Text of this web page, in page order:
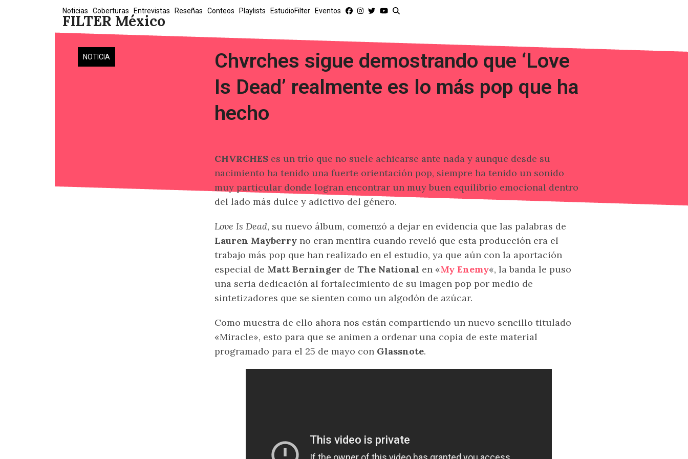
FILTER México
Noticias Coberturas Entrevistas Reseñas Conteos Playlists EstudioFilter Eventos
NOTICIA
Chvrches sigue demostrando que ‘Love
Is Dead’ realmente es lo más pop que ha
hecho
CHVRCHES es un trío que no suele achicarse ante nada y aunque desde su
nacimiento ha tenido una fuerte orientación pop, siempre ha tenido un sonido
muy particular donde logran encontrar un muy buen equilibrio emocional dentro
del lado más dulce y adictivo del género.
Love Is Dead, su nuevo álbum, comenzó a dejar en evidencia que las palabras de
Lauren Mayberry no eran mentira cuando reveló que esta producción era el
trabajo más pop que han realizado en el estudio, ya que aún con la aportación
especial de Matt Berninger de The National en «My Enemy«, la banda le puso
una seria dedicación al fortalecimiento de su imagen pop por medio de
sintetizadores que se sienten como un algodón de azúcar.
Como muestra de ello ahora nos están compartiendo un nuevo sencillo titulado
«Miracle», esto para que se animen a ordenar una copia de este material
programado para el 25 de mayo con Glassnote.